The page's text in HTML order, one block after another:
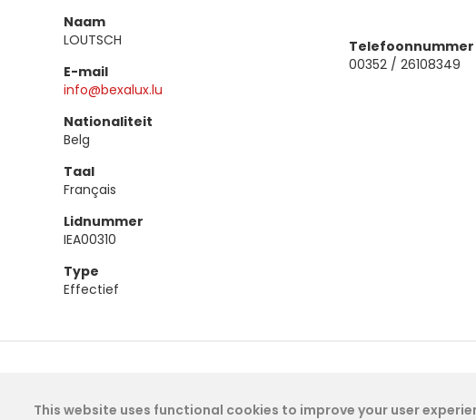
Naam
LOUTSCH
E-mail
info@bexalux.lu
Nationaliteit
Belg
Taal
Français
Lidnummer
IEA00310
Type
Effectief
Telefoonnummer
00352 / 26108349
This website uses functional cookies to improve your user